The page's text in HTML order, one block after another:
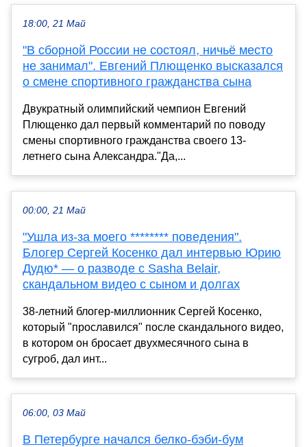
18:00, 21 Май
"В сборной России не состоял, ничьё место
не занимал". Евгений Плющенко высказался
о смене спортивного гражданства сына
Двукратный олимпийский чемпион Евгений
Плющенко дал первый комментарий по поводу
смены спортивного гражданства своего 13-
летнего сына Александра."Да,...
00:00, 21 Май
"Ушла из-за моего ******** поведения".
Блогер Сергей Косенко дал интервью Юрию
Дудю* — о разводе с Sasha Belair,
скандальном видео с сыном и долгах
38-летний блогер-миллионник Сергей Косенко,
который "прославился" после скандального видео,
в котором он бросает двухмесячного сына в
сугроб, дал инт...
06:00, 03 Май
В Петербурге начался белко-бэби-бум